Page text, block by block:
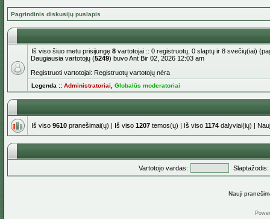
Pagrindinis diskusijų puslapis
Iš viso šiuo metu prisijungę 8 vartotojai :: 0 registruotų, 0 slaptų ir 8 svečių(iai)
Daugiausia vartotojų (5249) buvo Ant Bir 02, 2026 12:03 am
Registruoti vartotojai: Registruotų vartotojų nėra
Legenda :: Administratoriai Globalūs moderatoriai
Iš viso 9610 pranešimai(ų) | Iš viso 1207 temos(ų) | Iš viso 1174 dalyviai(ių) |
Vartotojo vardas: Slaptažodis:
Nauji